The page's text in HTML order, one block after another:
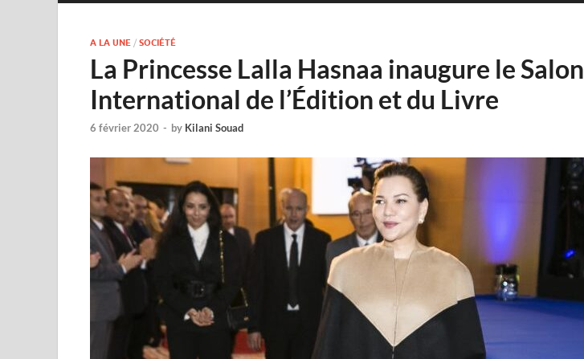
A LA UNE / SOCIÉTÉ
La Princesse Lalla Hasnaa inaugure le Salon
International de l’Édition et du Livre
6 février 2020 - by Kilani Souad